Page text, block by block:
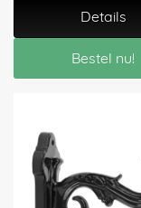
Details
Bestel nu!